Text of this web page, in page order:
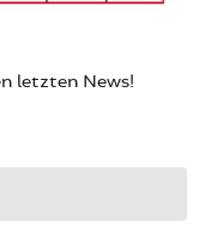
letzten News!